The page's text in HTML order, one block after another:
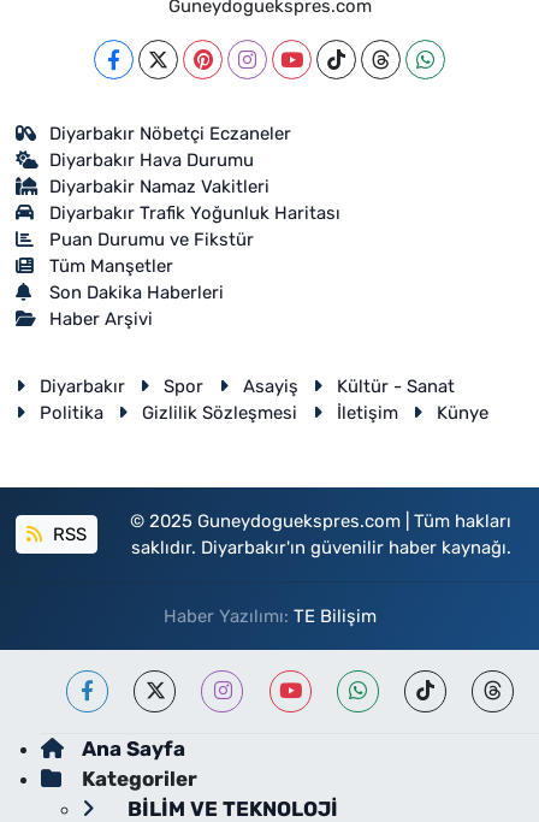
Guneydoguekspres.com
Diyarbakır Nöbetçi Eczaneler
Diyarbakır Hava Durumu
Diyarbakir Namaz Vakitleri
Diyarbakır Trafik Yoğunluk Haritası
Puan Durumu ve Fikstür
Tüm Manşetler
Son Dakika Haberleri
Haber Arşivi
Diyarbakır Spor Asayiş
Kültür - Sanat
Politika
Gizlilik Sözleşmesi İletişim Künye
RSS
© 2025 Guneydoguekspres.com | Tüm hakları
saklıdır. Diyarbakır'ın güvenilir haber kaynağı.
Haber Yazılımı: TE Bilişim
Ana Sayfa
Kategoriler
BİLİM VE TEKNOLOJİ